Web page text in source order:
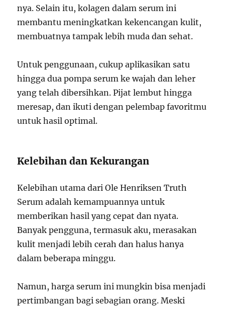
nya. Selain itu, kolagen dalam serum ini
membantu meningkatkan kekencangan kulit,
membuatnya tampak lebih muda dan sehat.
Untuk penggunaan, cukup aplikasikan satu
hingga dua pompa serum ke wajah dan leher
yang telah dibersihkan. Pijat lembut hingga
meresap, dan ikuti dengan pelembap favoritmu
untuk hasil optimal.
Kelebihan dan Kekurangan
Kelebihan utama dari Ole Henriksen Truth
Serum adalah kemampuannya untuk
memberikan hasil yang cepat dan nyata.
Banyak pengguna, termasuk aku, merasakan
kulit menjadi lebih cerah dan halus hanya
dalam beberapa minggu.
Namun, harga serum ini mungkin bisa menjadi
pertimbangan bagi sebagian orang. Meski